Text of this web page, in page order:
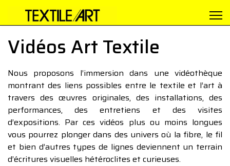
Vidéos Art Textile
Nous proposons l’immersion dans une vidéothèque
montrant des liens possibles entre le textile et l’art à
travers des œuvres originales, des installations, des
performances, des entretiens et des visites
d’expositions. Par ces vidéos plus ou moins longues
vous pourrez plonger dans des univers où la fibre, le fil
et bien d’autres types de lignes deviennent un terrain
d’écritures visuelles hétéroclites et curieuses.